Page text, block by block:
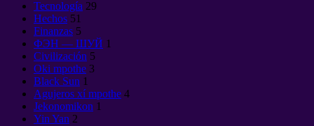
Tecnología 29
Hechos 51
Finanzas 5
ФЭН — ШУЙ 1
Civilización 5
Oki mpothe 3
Black Sun 1
Agujeros xí mpothe 4
Jekonomikon 1
Yin Yan 2